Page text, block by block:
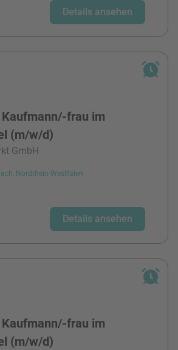
Details ansehen
frau im
(m/w/d)
GmbH
Nordrhein-Westfalen
Details ansehen
frau im
(m/w/d)